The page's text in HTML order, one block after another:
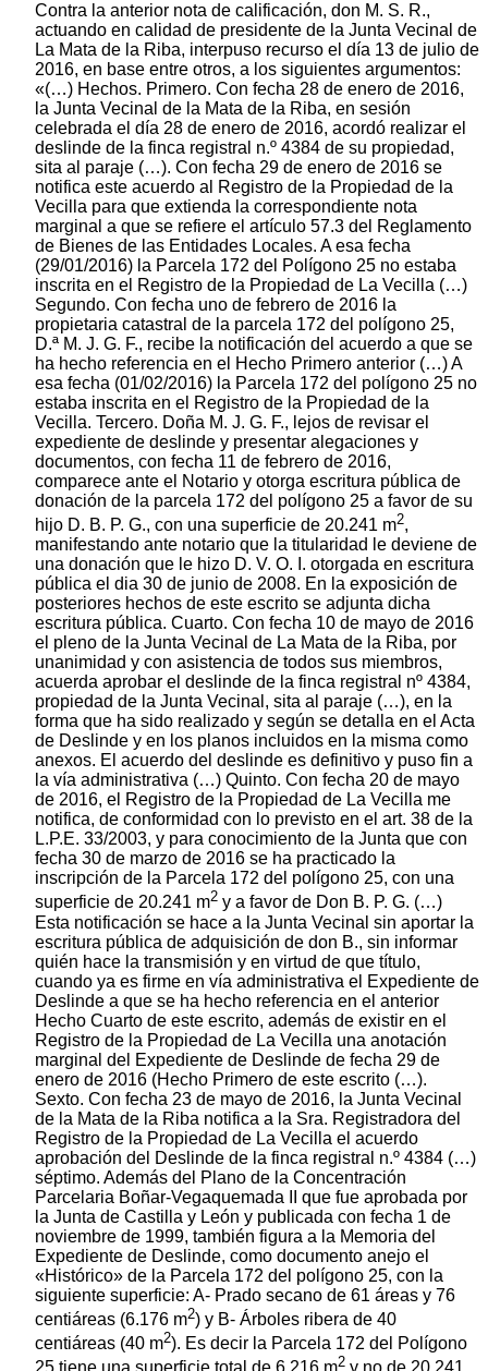
Contra la anterior nota de calificación, don M. S. R.,
actuando en calidad de presidente de la Junta Vecinal de
La Mata de la Riba, interpuso recurso el día 13 de julio de
2016, en base entre otros, a los siguientes argumentos:
«(…) Hechos. Primero. Con fecha 28 de enero de 2016,
la Junta Vecinal de la Mata de la Riba, en sesión
celebrada el día 28 de enero de 2016, acordó realizar el
deslinde de la finca registral n.º 4384 de su propiedad,
sita al paraje (…). Con fecha 29 de enero de 2016 se
notifica este acuerdo al Registro de la Propiedad de la
Vecilla para que extienda la correspondiente nota
marginal a que se refiere el artículo 57.3 del Reglamento
de Bienes de las Entidades Locales. A esa fecha
(29/01/2016) la Parcela 172 del Polígono 25 no estaba
inscrita en el Registro de la Propiedad de La Vecilla (…)
Segundo. Con fecha uno de febrero de 2016 la
propietaria catastral de la parcela 172 del polígono 25,
D.ª M. J. G. F., recibe la notificación del acuerdo a que se
ha hecho referencia en el Hecho Primero anterior (…) A
esa fecha (01/02/2016) la Parcela 172 del polígono 25 no
estaba inscrita en el Registro de la Propiedad de la
Vecilla. Tercero. Doña M. J. G. F., lejos de revisar el
expediente de deslinde y presentar alegaciones y
documentos, con fecha 11 de febrero de 2016,
comparece ante el Notario y otorga escritura pública de
donación de la parcela 172 del polígono 25 a favor de su
hijo D. B. P. G., con una superficie de 20.241 m2,
manifestando ante notario que la titularidad le deviene de
una donación que le hizo D. V. O. I. otorgada en escritura
pública el dia 30 de junio de 2008. En la exposición de
posteriores hechos de este escrito se adjunta dicha
escritura pública. Cuarto. Con fecha 10 de mayo de 2016
el pleno de la Junta Vecinal de La Mata de la Riba, por
unanimidad y con asistencia de todos sus miembros,
acuerda aprobar el deslinde de la finca registral nº 4384,
propiedad de la Junta Vecinal, sita al paraje (…), en la
forma que ha sido realizado y según se detalla en el Acta
de Deslinde y en los planos incluidos en la misma como
anexos. El acuerdo del deslinde es definitivo y puso fin a
la vía administrativa (…) Quinto. Con fecha 20 de mayo
de 2016, el Registro de la Propiedad de La Vecilla me
notifica, de conformidad con lo previsto en el art. 38 de la
L.P.E. 33/2003, y para conocimiento de la Junta que con
fecha 30 de marzo de 2016 se ha practicado la
inscripción de la Parcela 172 del polígono 25, con una
superficie de 20.241 m2 y a favor de Don B. P. G. (…)
Esta notificación se hace a la Junta Vecinal sin aportar la
escritura pública de adquisición de don B., sin informar
quién hace la transmisión y en virtud de que título,
cuando ya es firme en vía administrativa el Expediente de
Deslinde a que se ha hecho referencia en el anterior
Hecho Cuarto de este escrito, además de existir en el
Registro de la Propiedad de La Vecilla una anotación
marginal del Expediente de Deslinde de fecha 29 de
enero de 2016 (Hecho Primero de este escrito (…).
Sexto. Con fecha 23 de mayo de 2016, la Junta Vecinal
de la Mata de la Riba notifica a la Sra. Registradora del
Registro de la Propiedad de La Vecilla el acuerdo
aprobación del Deslinde de la finca registral n.º 4384 (…)
séptimo. Además del Plano de la Concentración
Parcelaria Boñar-Vegaquemada II que fue aprobada por
la Junta de Castilla y León y publicada con fecha 1 de
noviembre de 1999, también figura a la Memoria del
Expediente de Deslinde, como documento anejo el
«Histórico» de la Parcela 172 del polígono 25, con la
siguiente superficie: A- Prado secano de 61 áreas y 76
centiáreas (6.176 m2) y B- Árboles ribera de 40
centiáreas (40 m2). Es decir la Parcela 172 del Polígono
2